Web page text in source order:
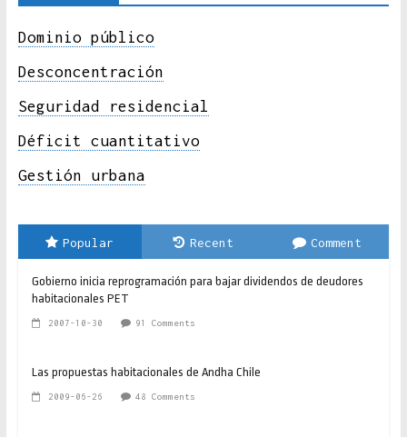
Dominio público
Desconcentración
Seguridad residencial
Déficit cuantitativo
Gestión urbana
Popular Recent Comment
Gobierno inicia reprogramación para bajar dividendos de deudores
habitacionales PET
2007-10-30 91 Comments
Las propuestas habitacionales de Andha Chile
2009-06-26 48 Comments